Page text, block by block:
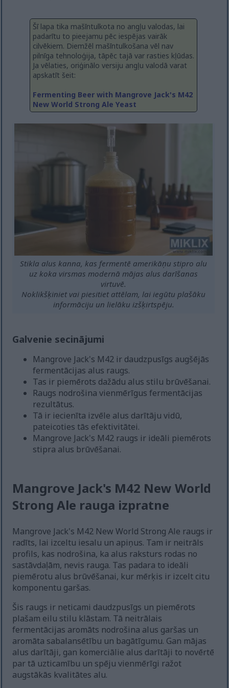
Šī lapa tika mašīntulkota no angļu valodas, lai
padarītu to pieejamu pēc iespējas vairāk
cilvēkiem. Diemžēl mašīntulkošana vēl nav
pilnīga tehnoloģija, tāpēc tajā var rasties kļūdas.
Ja vēlaties, oriģinālo versiju angļu valodā varat
apskatīt šeit:
Fermenting Beer with Mangrove Jack's M42
New World Strong Ale Yeast
Stikla alus kanna, kas fermentē amerikāņu stipro alu
uz koka virsmas modernā mājas alus darīšanas
virtuvē.
Noklikšķiniet vai piesitiet attēlam, lai iegūtu plašāku
informāciju un lielāku izšķirtspēju.
Galvenie secinājumi
Mangrove Jack's M42 ir daudzpusīgs augšējās
fermentācijas alus raugs.
Tas ir piemērots dažādu alus stilu brūvēšanai.
Raugs nodrošina vienmērīgus fermentācijas
rezultātus.
Tā ir iecienīta izvēle alus darītāju vidū,
pateicoties tās efektivitātei.
Mangrove Jack's M42 raugs ir ideāli piemērots
stipra alus brūvēšanai.
Mangrove Jack's M42 New World
Strong Ale rauga izpratne
Mangrove Jack's M42 New World Strong Ale raugs ir
radīts, lai izceltu iesalu un apiņus. Tam ir neitrāls
profils, kas nodrošina, ka alus raksturs rodas no
sastāvdaļām, nevis rauga. Tas padara to ideāli
piemērotu alus brūvēšanai, kur mērķis ir izcelt citu
komponentu garšas.
Šis raugs ir neticami daudzpusīgs un piemērots
plašam eilu stilu klāstam. Tā neitrālais
fermentācijas aromāts nodrošina alus garšas un
aromāta sabalansētību un bagātīgumu. Gan mājas
alus darītāji, gan komerciālie alus darītāji to novērtē
par tā uzticamību un spēju vienmērīgi ražot
augstākās kvalitātes alu.